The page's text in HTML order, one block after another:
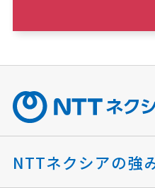
NTTネクシアの強